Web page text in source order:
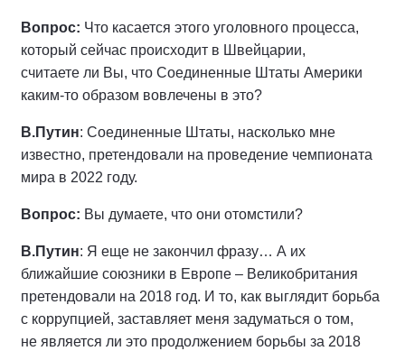
Вопрос: Что касается этого уголовного процесса,
который сейчас происходит в Швейцарии,
считаете ли Вы, что Соединенные Штаты Америки
каким‑то образом вовлечены в это?
В.Путин: Соединенные Штаты, насколько мне
известно, претендовали на проведение чемпионата
мира в 2022 году.
Вопрос: Вы думаете, что они отомстили?
В.Путин: Я еще не закончил фразу… А их
ближайшие союзники в Европе – Великобритания
претендовали на 2018 год. И то, как выглядит борьба
с коррупцией, заставляет меня задуматься о том,
не является ли это продолжением борьбы за 2018